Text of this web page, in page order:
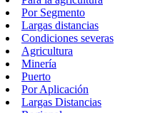
Por Segmento
Largas distancias
Condiciones severas
Agricultura
Minería
Puerto
Por Aplicación
Largas Distancias